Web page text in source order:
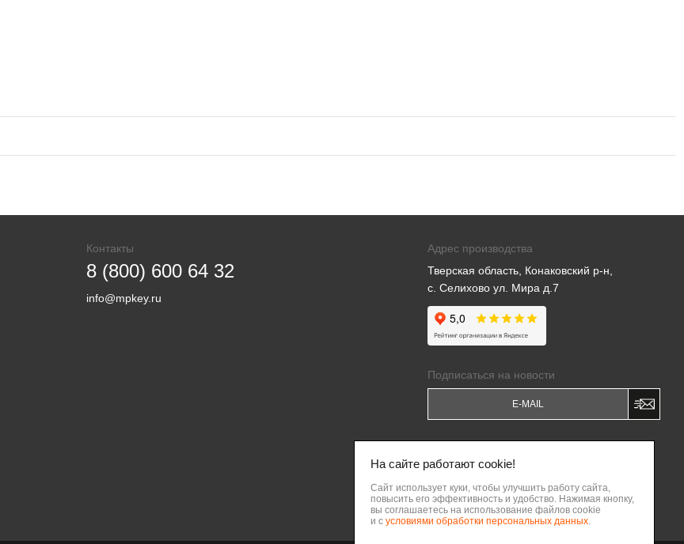
Контакты
8 (800) 600 64 32
info@mpkey.ru
Адрес производства
Тверская область, Конаковский р-н,
с. Селихово ул. Мира д.7
Подписаться на новости
персональных данных
Политикой обработки персональных
Написать владельцу бизнеса
На сайте работают cookie!
Сайт использует куки, чтобы улучшить работу сайта,
повысить его эффективность и удобство. Нажимая кнопку,
вы соглашаетесь на использование файлов cookie
и с условиями обработки персональных данных.